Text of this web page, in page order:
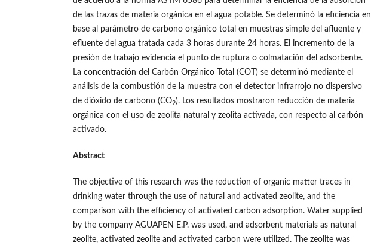
de las trazas de materia orgánica en el agua potable. Se determinó la eficiencia en
base al parámetro de carbono orgánico total en muestras simple del afluente y
efluente del agua tratada cada 3 horas durante 24 horas. El incremento de la
presión de trabajo evidencia el punto de ruptura o colmatación del adsorbente.
La concentración del Carbón Orgánico Total (COT) se determinó mediante el
análisis de la combustión de la muestra con el detector infrarrojo no dispersivo
de dióxido de carbono (CO2). Los resultados mostraron reducción de materia
orgánica con el uso de zeolita natural y zeolita activada, con respecto al carbón
activado.
Abstract
The objective of this research was the reduction of organic matter traces in
drinking water through the use of natural and activated zeolite, and the
comparison with the efficiency of activated carbon adsorption. Water supplied
by the company AGUAPEN E.P. was used, and adsorbent materials as natural
zeolite, activated zeolite and activated carbon were utilized. The zeolite was